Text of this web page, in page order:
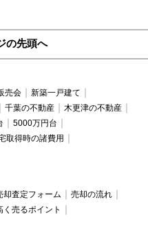
の先頭へ
売会
新築一戸建て
千葉の不動産
木更津の不動産
5000万円台
取得時の諸費用
却査定フォーム
売却の流れ
く売るポイント